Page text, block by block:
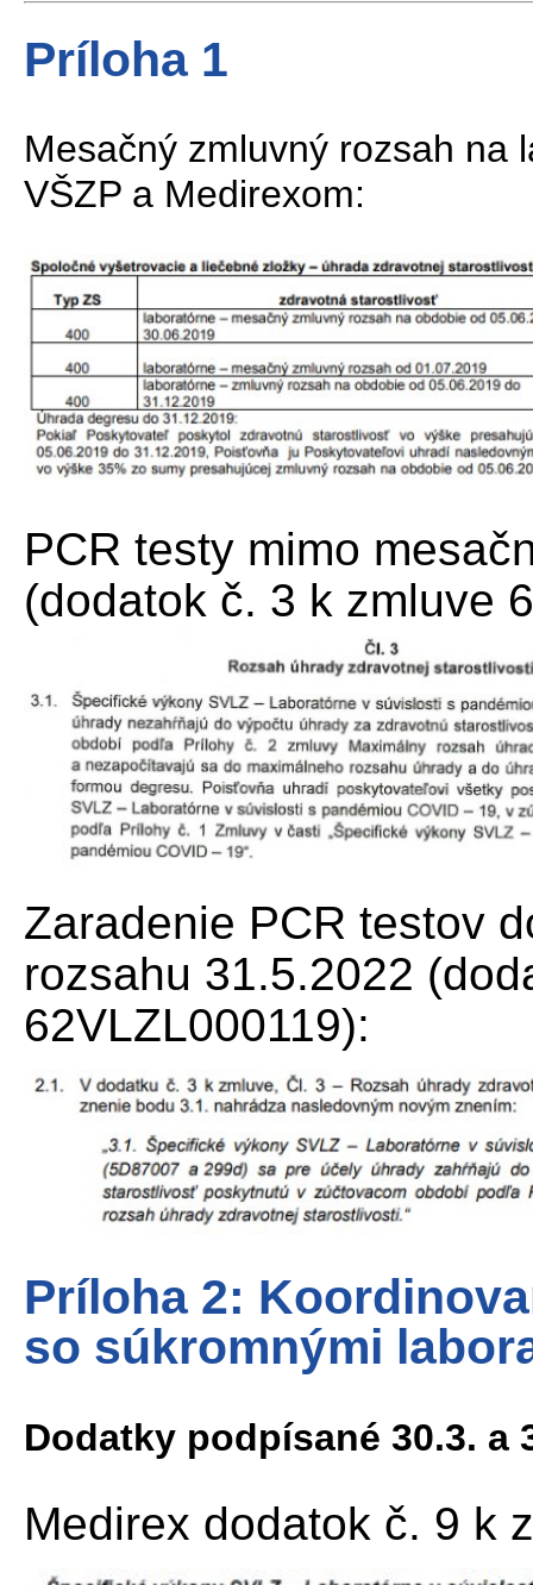
Príloha 1
Mesačný zmluvný rozsah na
VŠZP a Medirexom:
PCR testy mimo
(dodatok č. 3 k zmluve
Zaradenie PCR testov
rozsahu 31.5.2022
62VLZL000119):
Príloha 2:
so súkromnými
Dodatky podpísané 30.3. a
Medirex dodatok č. 9 k